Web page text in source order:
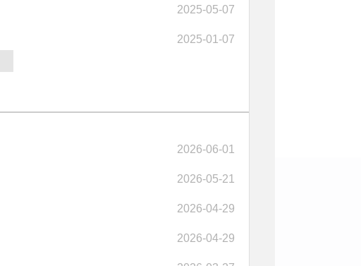
2025-05-07
2025-01-07
2026-06-01
2026-05-21
2026-04-29
2026-04-29